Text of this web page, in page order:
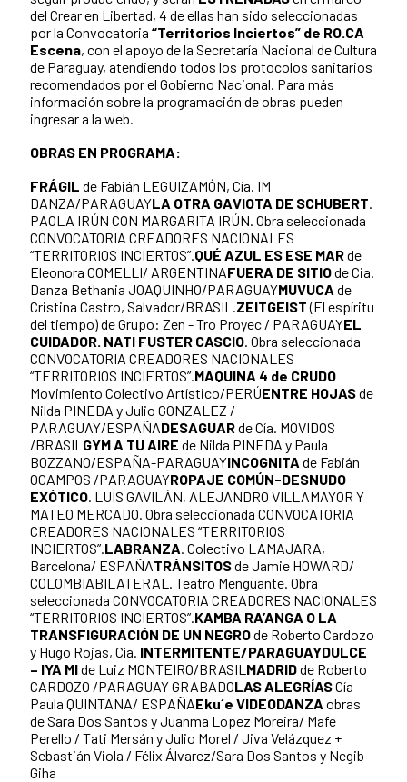
del Crear en Libertad, 4 de ellas han sido seleccionadas
por la Convocatoria “Territorios Inciertos” de RO.CA
Escena, con el apoyo de la Secretaría Nacional de Cultura
de Paraguay, atendiendo todos los protocolos sanitarios
recomendados por el Gobierno Nacional. Para más
información sobre la programación de obras pueden
ingresar a la web.
OBRAS EN PROGRAMA:
FRÁGIL de Fabián LEGUIZAMÓN, Cía. IM
DANZA/PARAGUAYLA OTRA GAVIOTA DE SCHUBERT.
PAOLA IRÚN CON MARGARITA IRÚN. Obra seleccionada
CONVOCATORIA CREADORES NACIONALES
“TERRITORIOS INCIERTOS”.QUÉ AZUL ES ESE MARde
Eleonora COMELLI/ ARGENTINAFUERA DE SITIOde Cia.
Danza Bethania JOAQUINHO/PARAGUAYMUVUCA de
Cristina Castro, Salvador/BRASIL.ZEITGEIST(El espíritu
del tiempo) de Grupo: Zen - Tro Proyec / PARAGUAYEL
CUIDADOR. NATI FUSTER CASCIO. Obra seleccionada
CONVOCATORIA CREADORES NACIONALES
“TERRITORIOS INCIERTOS”.MAQUINA 4 de CRUDO
Movimiento Colectivo Artístico/PERÚENTRE HOJASde
Nilda PINEDA y Julio GONZALEZ /
PARAGUAY/ESPAÑADESAGUARde Cía. MOVIDOS
/BRASIL GYM A TU AIRE de Nilda PINEDA y Paula
BOZZANO/ESPAÑA-PARAGUAYINCOGNITA de Fabián
OCAMPOS /PARAGUAYROPAJE COMÚN-DESNUDO
EXÓTICO. LUIS GAVILÁN, ALEJANDRO VILLAMAYOR Y
MATEO MERCADO. Obra seleccionada CONVOCATORIA
CREADORES NACIONALES “TERRITORIOS
INCIERTOS”.LABRANZA. Colectivo LAMAJARA,
Barcelona/ ESPAÑATRÁNSITOSde Jamie HOWARD/
COLOMBIABILATERAL. Teatro Menguante. Obra
seleccionada CONVOCATORIA CREADORES NACIONALES
“TERRITORIOS INCIERTOS”.KAMBA RA’ANGA O LA
TRANSFIGURACIÓN DE UN NEGROde Roberto Cardozo
y Hugo Rojas, Cía. INTERMITENTE/PARAGUAYDULCE
– IYA MIde Luiz MONTEIRO/BRASIL MADRIDde Roberto
CARDOZO /PARAGUAY GRABADOLAS ALEGRÍASCía
Paula QUINTANA/ ESPAÑAEku´e VIDEODANZA obras
de Sara Dos Santos y Juanma Lopez Moreira/ Mafe
Perello / Tati Mersán y Julio Morel / Jiva Velázquez +
Sebastián Viola / Félix Álvarez/Sara Dos Santos y Negib
Giha